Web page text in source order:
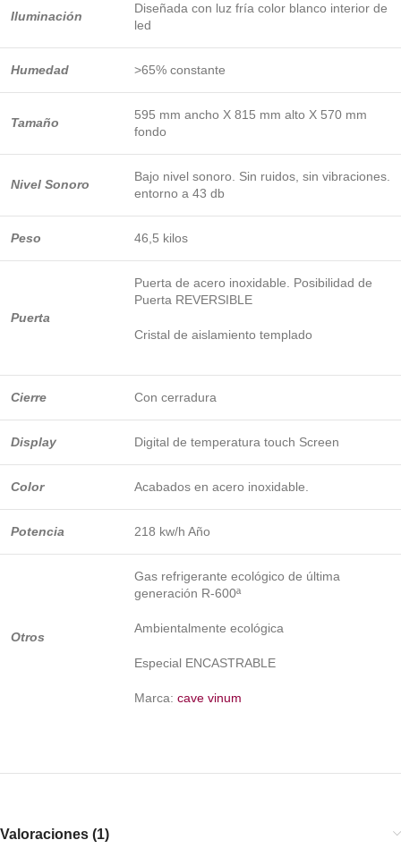
Iluminación
Diseñada con luz fría color blanco interior de
led
Humedad >65% constante
Tamaño
595 mm ancho X 815 mm alto X 570 mm
fondo
Nivel Sonoro
Bajo nivel sonoro. Sin ruidos, sin vibraciones.
entorno a 43 db
Peso 46,5 kilos
Puerta
Puerta de acero inoxidable. Posibilidad de
Puerta REVERSIBLE
Cristal de aislamiento templado
Cierre Con cerradura
Display Digital de temperatura touch Screen
Color Acabados en acero inoxidable.
Potencia 218 kw/h Año
Otros
Gas refrigerante ecológico de última
generación R-600ª
Ambientalmente ecológica
Especial ENCASTRABLE
Marca: cave vinum
Valoraciones (1)